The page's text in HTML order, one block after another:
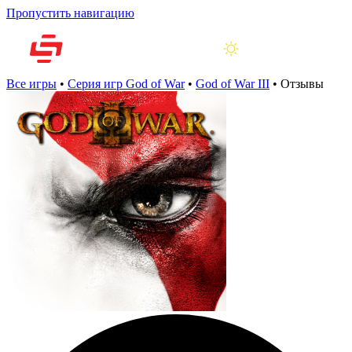
Пропустить навигацию
Все игры • Серия игр God of War• God of War III • Отзывы